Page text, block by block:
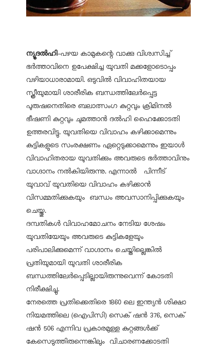
ന്യൂദല്‍ഹി-പഴയ കാമുകന്റെ വാക്കു വിശ്വസിച്ച്
ഭര്‍ത്താവിനെ ഉപേക്ഷിച്ച യുവതി മക്കളോടൊപ്പം
വഴിയാധാരാമായി. ഒടുവില്‍ വിവാഹിതയായ
സ്ത്രീയുമായി ശാരീരിക ബന്ധത്തിലേര്‍പ്പെട്ട
പുരുഷനെതിരെ ബലാത്സംഗ കുറ്റവും ക്രിമിനല്‍
ഭീഷണി കുറ്റവും ചുമത്താന്‍ ദല്‍ഹി ഹൈക്കോടതി
ഉത്തരവിട്ടു. യുവതിയെ വിവാഹം കഴിക്കാമെന്നും
കുട്ടികളുടെ സംരക്ഷണം ഏറ്റെടുക്കാമെന്നും ഇയാള്‍
വിവാഹിതരായ യുവതിക്കും അവരുടെ ഭര്‍ത്താവിനും
വാഗ്ദാനം നല്‍കിയിരുന്നു. എന്നാല്‍ പിന്നീട്
യുവാവ് യുവതിയെ വിവാഹം കഴിക്കാന്‍
വിസമ്മതിക്കുകയും ബന്ധം അവസാനിപ്പിക്കുകയും
ചെയ്തു.
ദമ്പതികള്‍ വിവാഹമോചനം നേടിയ ശേഷം
യുവതിയേയും അവരുടെ കുട്ടികളേയും
പരിപാലിക്കുമെന്ന് വാഗ്ദാനം ചെയ്തില്ലെങ്കില്‍
പ്രതിയുമായി യുവതി ശാരീരിക
ബന്ധത്തിലേര്‍പ്പെടില്ലായിരുന്നുവെന്ന് കോടതി
നിരീക്ഷിച്ചു.
നേരത്തെ പ്രതിക്കെതിരെ 1860 ലെ ഇന്ത്യന്‍ ശിക്ഷാ
നിയമത്തിലെ (ഐപിസി) സെക് ഷന്‍ 376, സെക്
ഷന്‍ 506 എന്നിവ പ്രകാരമുള്ള കുറ്റങ്ങള്‍ക്ക്
കേസെടുത്തിരുന്നെങ്കിലും വിചാരണക്കോടതി